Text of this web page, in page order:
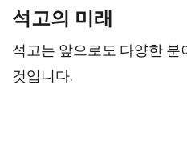
석고의 미래
석고는 앞으로도 다양한
것입니다.